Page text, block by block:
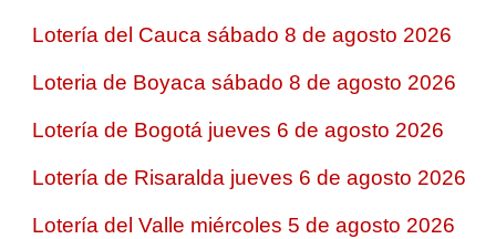
Lotería del Cauca sábado 8 de agosto 2026
Loteria de Boyaca sábado 8 de agosto 2026
Lotería de Bogotá jueves 6 de agosto 2026
Lotería de Risaralda jueves 6 de agosto 2026
Lotería del Valle miércoles 5 de agosto 2026